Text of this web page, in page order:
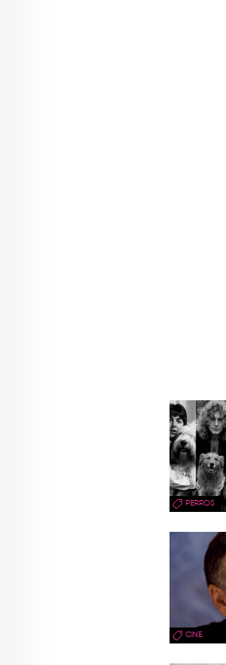
PERROS
CINE